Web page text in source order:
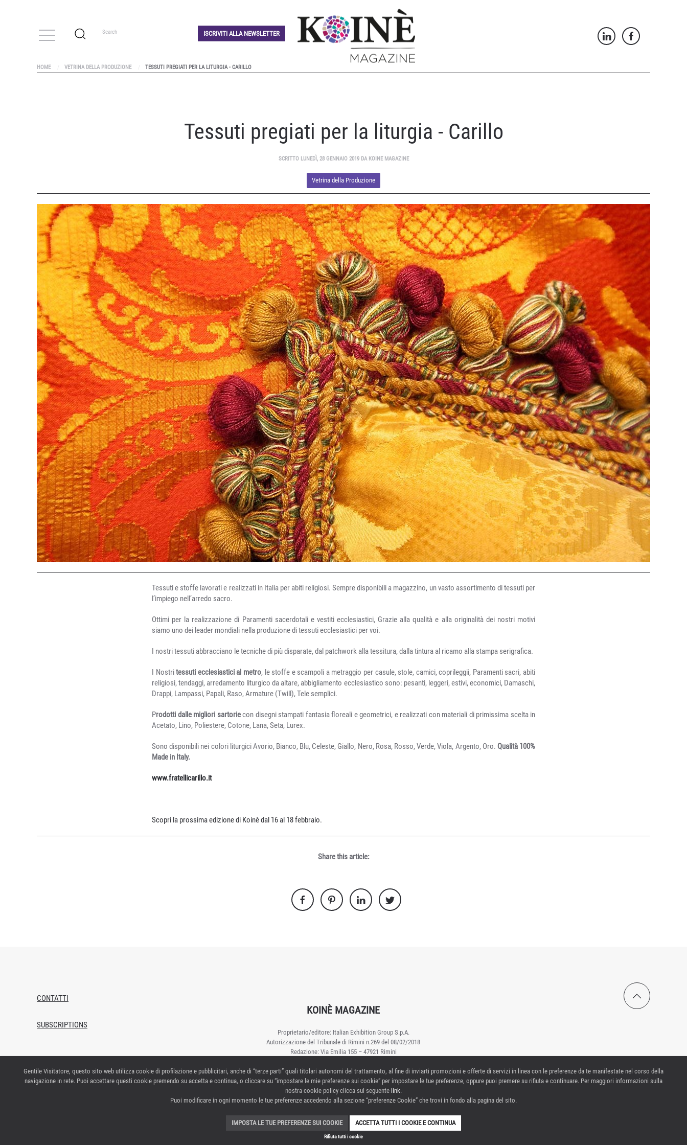
ISCRIVITI ALLA NEWSLETTER
HOME VETRINA DELLA PRODUZIONE TESSUTI PREGIATI PER LA LITURGIA - CARILLO
Tessuti pregiati per la liturgia - Carillo
SCRITTO LUNEDÌ, 28 GENNAIO 2019 DA KOINE MAGAZINE
Vetrina della Produzione
Tessuti e stoffe lavorati e realizzati in Italia per abiti religiosi. Sempre disponibili a magazzino, un vasto assortimento di tessuti per
l’impiego nell’arredo sacro.
Ottimi per la realizzazione di Paramenti sacerdotali e vestiti ecclesiastici, Grazie alla qualità e alla originalità dei nostri motivi
siamo uno dei leader mondiali nella produzione di tessuti ecclesiastici per voi.
I nostri tessuti abbracciano le tecniche di più disparate, dal patchwork alla tessitura, dalla tintura al ricamo alla stampa serigrafica.
I Nostritessuti ecclesiastici al metro, le stoffe e scampoli a metraggio per casule, stole, camici, coprileggii, Paramenti sacri, abiti
religiosi, tendaggi, arredamento liturgico da altare, abbigliamento ecclesiastico sono: pesanti, leggeri, estivi, economici, Damaschi,
Drappi, Lampassi, Papali, Raso, Armature (Twill), Tele semplici.
Prodotti dalle migliori sartoriecon disegni stampati fantasia floreali e geometrici, e realizzati con materiali di primissima scelta in
Acetato, Lino, Poliestere, Cotone, Lana, Seta, Lurex.
Sono disponibili nei colori liturgici Avorio, Bianco, Blu, Celeste, Giallo, Nero, Rosa, Rosso, Verde, Viola, Argento, Oro. Qualità 100%
Made in Italy.
www.fratellicarillo.it
Scopri la prossima edizione di Koinè dal 16 al 18 febbraio.
Share this article:
CONTATTI
SUBSCRIPTIONS
KOINÈ MAGAZINE
Proprietario/editore: Italian Exhibition Group S.p.A.
Autorizzazione del Tribunale di Rimini n.269 del 08/02/2018
Redazione: Via Emilia 155 – 47921 Rimini
Contattaci:
PRIVACY POLICY
Gentile Visitatore, questo sito web utilizza cookie di profilazione e pubblicitari, anche di “terze parti” quali titolari autonomi del trattamento, al fine di inviarti promozioni e offerte di servizi in linea con le preferenze da te manifestate nel corso della
navigazione in rete. Puoi accettare questi cookie premendo su accetta e continua, o cliccare su “impostare le mie preferenze sui cookie” per impostare le tue preferenze, oppure puoi premere su rifiuta e continuare. Per maggiori informazioni sulla
nostra cookie policy clicca sul seguente link.
Puoi modificare in ogni momento le tue preferenze accedendo alla sezione “preferenze Cookie” che trovi in fondo alla pagina del sito.
IMPOSTA LE TUE PREFERENZE SUI COOKIE ACCETTA TUTTI I COOKIE E CONTINUA
Rifiuta tutti i cookie